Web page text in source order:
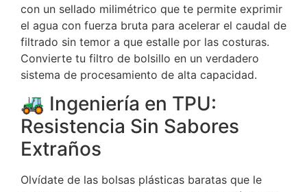
con un sellado milimétrico que te permite exprimir
el agua con fuerza bruta para acelerar el caudal de
filtrado sin temor a que estalle por las costuras.
Convierte tu filtro de bolsillo en un verdadero
sistema de procesamiento de alta capacidad.
🚜 Ingeniería en TPU:
Resistencia Sin Sabores
Extraños
Olvídate de las bolsas plásticas baratas que le